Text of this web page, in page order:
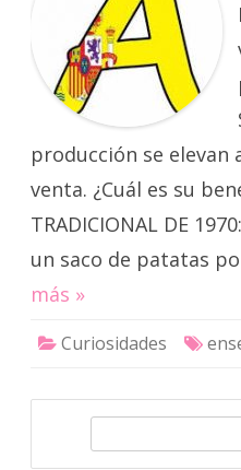
producción se elevan
venta. ¿Cuál es su
TRADICIONAL DE
un saco de patatas
más »
Curiosidades